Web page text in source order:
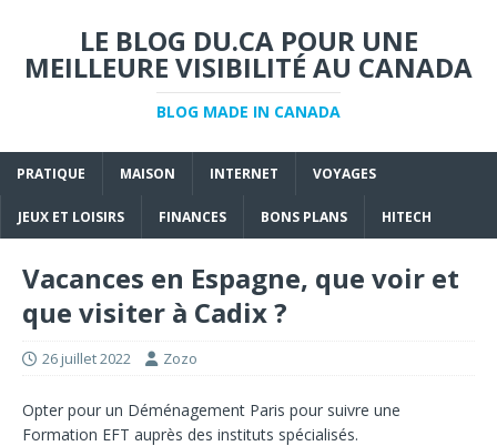
LE BLOG DU.CA POUR UNE
MEILLEURE VISIBILITÉ AU CANADA
BLOG MADE IN CANADA
PRATIQUE MAISON INTERNET VOYAGES
JEUX ET LOISIRS FINANCES BONS PLANS HITECH
Vacances en Espagne, que voir et
que visiter à Cadix ?
26 juillet 2022 Zozo
Opter pour un Déménagement Paris pour suivre une
Formation EFT auprès des instituts spécialisés.